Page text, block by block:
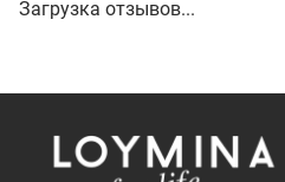
Загрузка отзывов...